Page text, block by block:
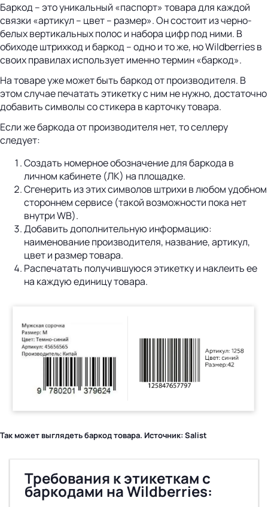
Баркод – это уникальный «паспорт» товара для каждой
связки «артикул – цвет – размер». Он состоит из черно-
белых вертикальных полос и набора цифр под ними. В
обиходе штрихкод и баркод – одно и то же, но Wildberries в
своих правилах использует именно термин «баркод».
На товаре уже может быть баркод от производителя. В
этом случае печатать этикетку с ним не нужно, достаточно
добавить символы со стикера в карточку товара.
Если же баркода от производителя нет, то селлеру
следует:
Создать номерное обозначение для баркода в
личном кабинете (ЛК) на площадке.
Сгенерить из этих символов штрихи в любом удобном
стороннем сервисе (такой возможности пока нет
внутри WB).
Добавить дополнительную информацию:
наименование производителя, название, артикул,
цвет и размер товара.
Распечатать получившуюся этикетку и наклеить ее
на каждую единицу товара.
Так может выглядеть баркод товара. Источник: Salist
Требования к этикеткам с
баркодами на Wildberries: